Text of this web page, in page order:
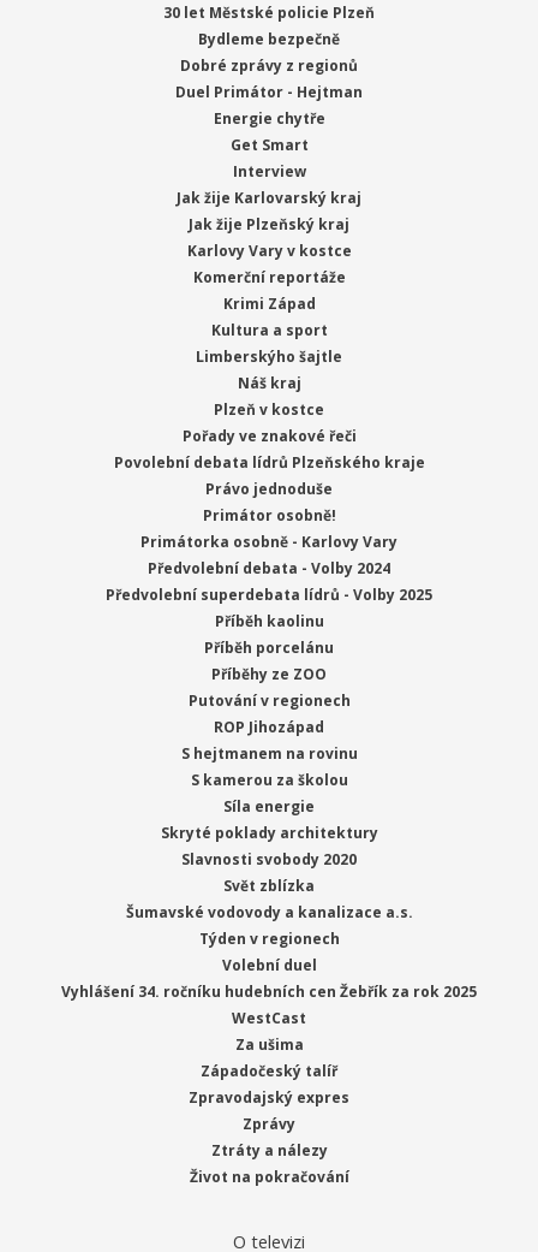
30 let Městské policie Plzeň
Bydleme bezpečně
Dobré zprávy z regionů
Duel Primátor - Hejtman
Energie chytře
Get Smart
Interview
Jak žije Karlovarský kraj
Jak žije Plzeňský kraj
Karlovy Vary v kostce
Komerční reportáže
Krimi Západ
Kultura a sport
Limberskýho šajtle
Náš kraj
Plzeň v kostce
Pořady ve znakové řeči
Povolební debata lídrů Plzeňského kraje
Právo jednoduše
Primátor osobně!
Primátorka osobně - Karlovy Vary
Předvolební debata - Volby 2024
Předvolební superdebata lídrů - Volby 2025
Příběh kaolinu
Příběh porcelánu
Příběhy ze ZOO
Putování v regionech
ROP Jihozápad
S hejtmanem na rovinu
S kamerou za školou
Síla energie
Skryté poklady architektury
Slavnosti svobody 2020
Svět zblízka
Šumavské vodovody a kanalizace a.s.
Týden v regionech
Volební duel
Vyhlášení 34. ročníku hudebních cen Žebřík za rok 2025
WestCast
Za ušima
Západočeský talíř
Zpravodajský expres
Zprávy
Ztráty a nálezy
Život na pokračování
O televizi